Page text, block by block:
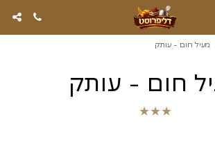
מעיל חום - עותק
חום - עותק
★
★
★